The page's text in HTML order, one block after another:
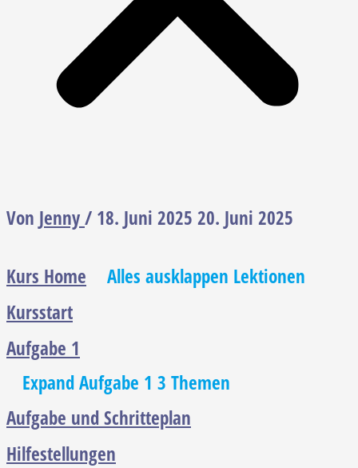
Kurs Home Alles ausklappen Lektionen
Kursstart
Aufgabe 1
ExpandAufgabe 1 3 Themen
Aufgabe und Schritteplan
Hilfestellungen
Von Jenny/ 18. Juni 2025 20. Juni 2025